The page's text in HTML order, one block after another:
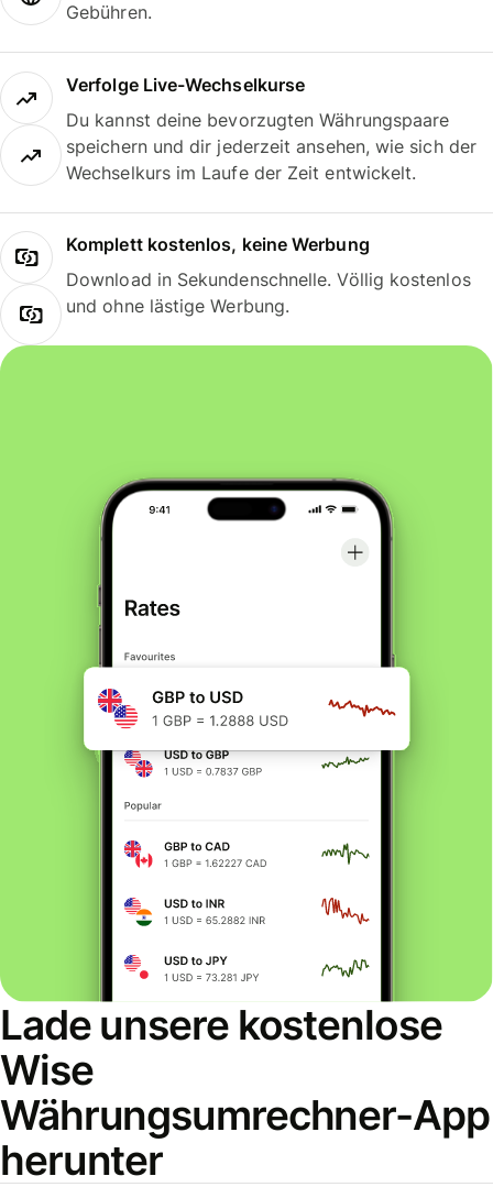
Gebühren.
Verfolge Live-Wechselkurse
Du kannst deine bevorzugten Währungspaare
speichern und dir jederzeit ansehen, wie sich der
Wechselkurs im Laufe der Zeit entwickelt.
Komplett kostenlos, keine Werbung
Download in Sekundenschnelle. Völlig kostenlos
und ohne lästige Werbung.
Lade unsere kostenlose
Wise
Währungsumrechner-App
herunter